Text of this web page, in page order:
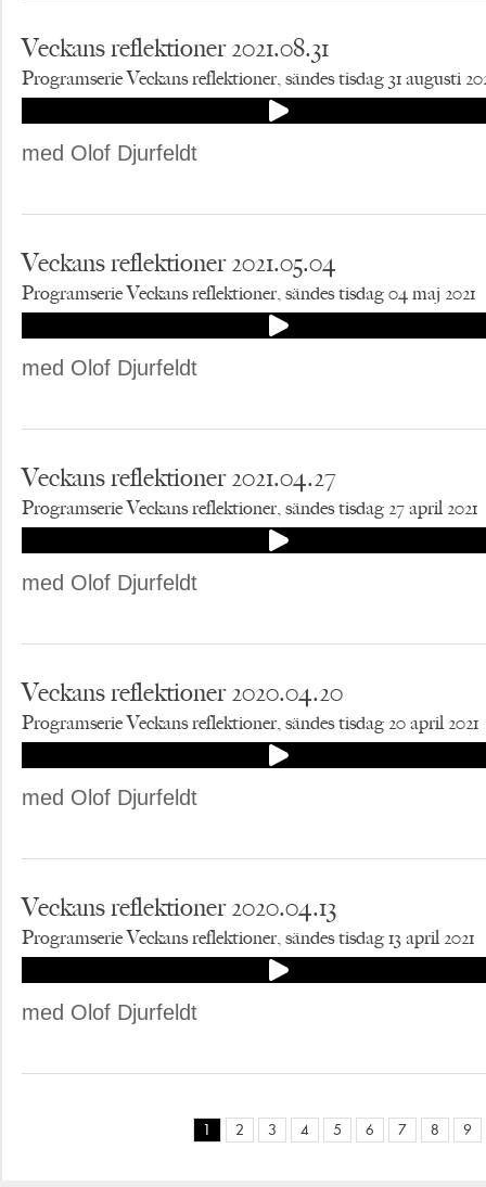
Veckans reflektioner 2021.08.31
Programserie Veckans reflektioner, sändes tisdag 31 augusti
med Olof Djurfeldt
Veckans reflektioner 2021.05.04
Programserie Veckans reflektioner, sändes tisdag 04 maj 2021
med Olof Djurfeldt
Veckans reflektioner 2021.04.27
Programserie Veckans reflektioner, sändes tisdag 27 april 2021
med Olof Djurfeldt
Veckans reflektioner 2020.04.20
Programserie Veckans reflektioner, sändes tisdag 20 april 2021
med Olof Djurfeldt
Veckans reflektioner 2020.04.13
Programserie Veckans reflektioner, sändes tisdag 13 april 2021
med Olof Djurfeldt
1 2 3 4 5 6 7 8 9